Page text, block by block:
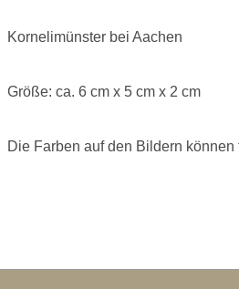
Kornelimünster bei Aachen
Größe: ca. 6 cm x 5 cm x 2 cm
Die Farben auf den Bildern